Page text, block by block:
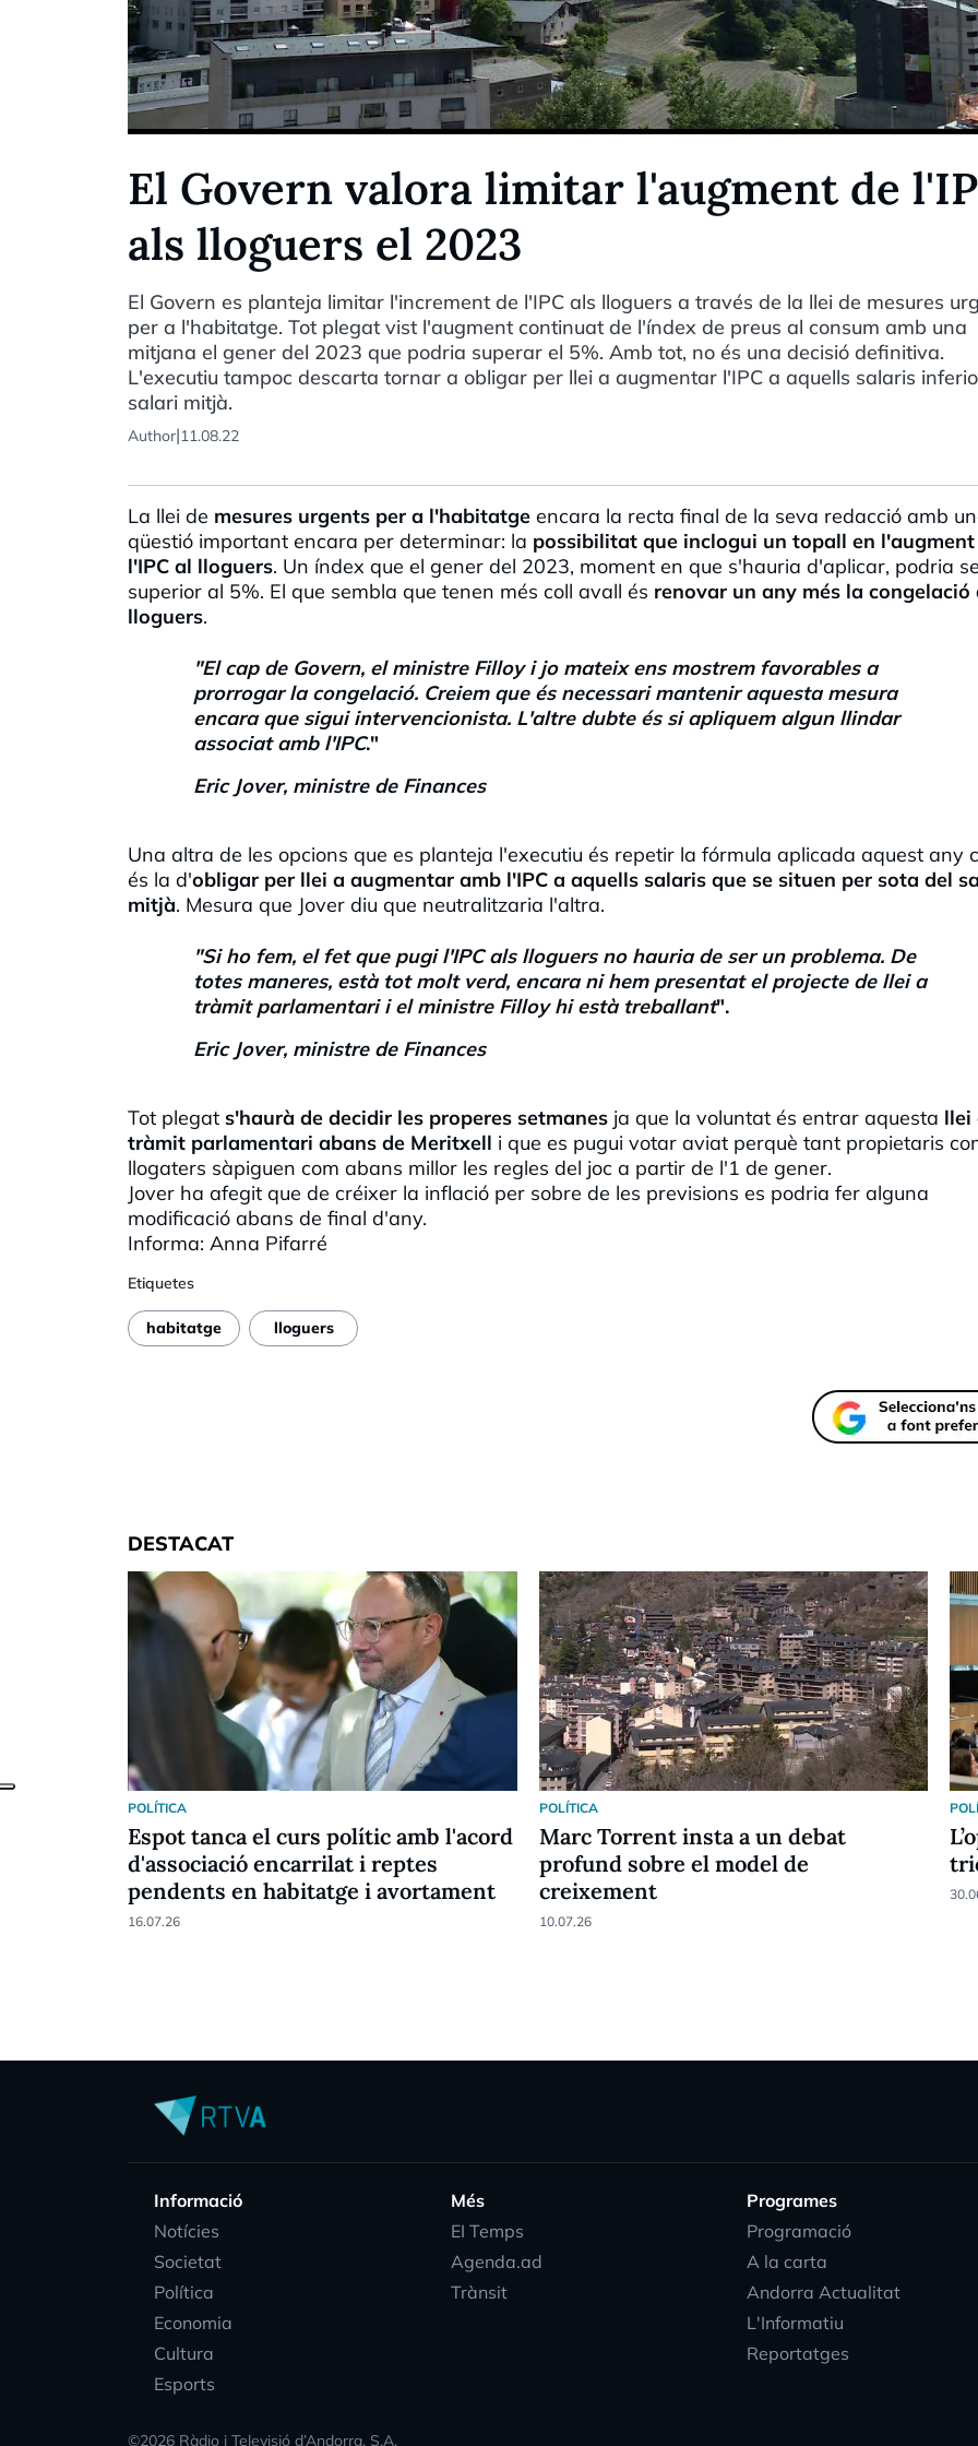
El Govern valora limitar l'augment de
als lloguers el 2023
El Govern es planteja limitar l'increment de l'IPC als lloguers a través de la llei de mesures
per a l'habitatge. Tot plegat vist l'augment continuat de l'índex de preus al consum amb una
mitjana el gener del 2023 que podria superar el 5%. Amb tot, no és una decisió definitiva.
L'executiu tampoc descarta tornar a obligar per llei a augmentar l'IPC a aquells salaris
salari mitjà.
Author|11.08.22
La llei de mesures urgents per a l'habitatge encara la recta final de la seva redacció amb
qüestió important encara per determinar: la possibilitat que inclogui un topall en l'augment
l'IPC al lloguers. Un índex que el gener del 2023, moment en que s'hauria d'aplicar, podria
superior al 5%. El que sembla que tenen més coll avall és renovar un any més la congelació
lloguers.
"El cap de Govern, el ministre Filloyi jo mateix ens mostrem favorables a
prorrogar la congelació. Creiem que és necessari mantenir aquesta mesura
encara que sigui intervencionista. L'altre dubte és si apliquem algun llindar
associat amb l'IPC."
EricJover, ministre de Finances
Una altra de les opcions que es planteja l'executiu és repetir la fórmula aplicada aquest any
és la d'obligar per llei a augmentar amb l'IPC a aquells salaris que se situen per sota del
mitjà. Mesura que Jover diu que neutralitzaria l'altra.
"Si ho fem, el fet que pugil'IPCals lloguers no hauria de ser un problema. De
totes maneres, està tot molt verd, encara ni hem presentat el projecte de llei a
tràmit parlamentari i el ministre Filloyhi està treballant".
EricJover, ministre de Finances
Tot plegat s'haurà de decidir les properes setmanes ja que la voluntat és entrar aquesta llei
tràmit parlamentari abans de Meritxell i que es pugui votar aviat perquè tant propietaris
llogaters sàpiguen com abans millor les regles del joc a partir de l'1 de gener.
Jover ha afegit que de créixer la inflació per sobre de les previsions es podria fer alguna
modificació abans de final d'any.
Informa: Anna Pifarré
Etiquetes
habitatge lloguers
DESTACAT
POLÍTICA
Espot tanca el curs polític amb l'acord
d'associació encarrilat i reptes
pendents en habitatge i avortament
16.07.26
POLÍTICA
Marc Torrent insta a un debat
profund sobre el model de
creixement
10.07.26
Informació
Notícies
Societat
Política
Economia
Cultura
Esports
Més
EI Temps
Agenda.ad
Trànsit
Programes
Programació
A la carta
Andorra Actualitat
L'Informatiu
Reportatges
©2026 Ràdio i Televisió d’Andorra, S.A.